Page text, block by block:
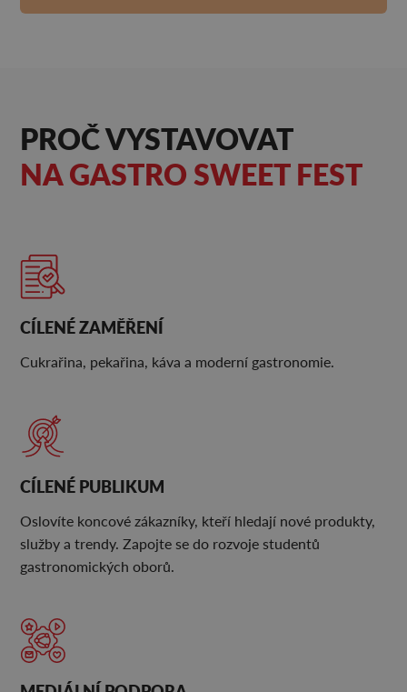
PROČ VYSTAVOVAT
NA GASTRO SWEET FEST
CÍLENÉ ZAMĚŘENÍ
Cukrařina, pekařina, káva a moderní gastronomie.
CÍLENÉ PUBLIKUM
Oslovíte koncové zákazníky, kteří hledají nové produkty,
služby a trendy. Zapojte se do rozvoje studentů
gastronomických oborů.